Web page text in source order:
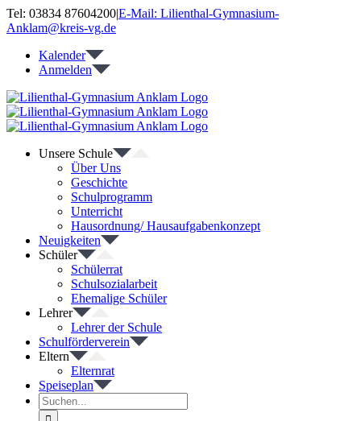
Zum
Inhalt
Tel: 03834 87604200|E-Mail: Lilienthal-Gymnasium-
Anklam@kreis-vg.de
Kalender
Anmelden
Unsere Schule
Über Uns
Geschichte
Schulprogramm
Unterricht
Hausordnung/ Hausaufgabenkonzept
Neuigkeiten
Schüler
Schülerrat
Schulsozialarbeit
Ehemalige Schüler
Lehrer
Lehrer der Schule
Schulförderverein
Eltern
Elternrat
Speiseplan
Suche
nach: